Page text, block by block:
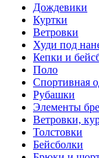
Дождевики
Куртки
Ветровки
Худи под
Кепки и
Поло
Спортивная
Рубашки
Элементы
Ветровки,
Толстовки
Бейсболки